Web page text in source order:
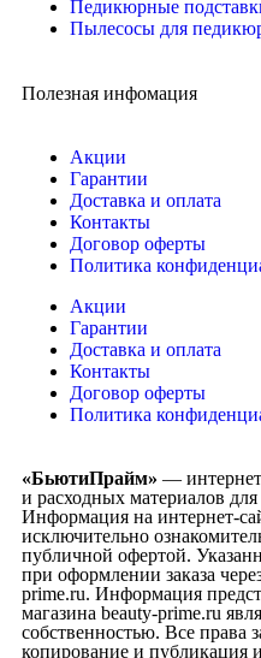
Педикюрные
Пылесосы для
Полезная инфомация
Акции
Гарантии
Доставка и оплата
Контакты
Договор оферты
Политика
Акции
Гарантии
Доставка и оплата
Контакты
Договор оферты
Политика
«БьютиПрайм» —
и расходных материалов
Информация на интернет-
исключительно
публичной офертой.
при оформлении заказа
prime.ru. Информация
магазина beauty-prime.ru
собственностью. Все права
копирование и публикация